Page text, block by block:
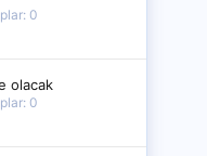
0
olacak
0